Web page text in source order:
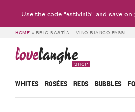
HOME » BRIC BASTÌA – VINO BIANCO PASSITO – BATTAGLINO (BOTTLE)
lovelanghe
SHOP
WHITES ROSÉES REDS BUBBLES
Use the code "estivini5" and save